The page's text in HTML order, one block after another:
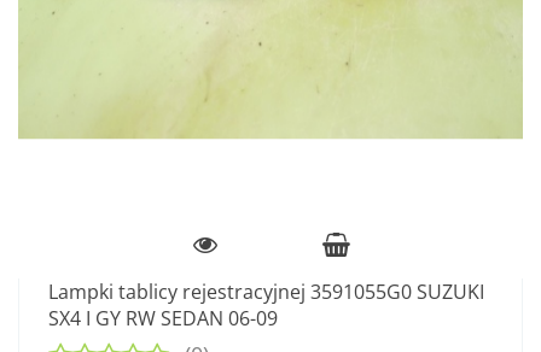
Lampki tablicy rejestracyjnej 3591055G0 SUZUKI
SX4 I GY RW SEDAN 06-09